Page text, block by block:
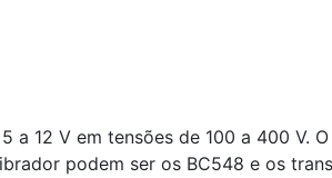
a 12 V em tensões de 100 a 400 V.
podem ser os BC548 e os